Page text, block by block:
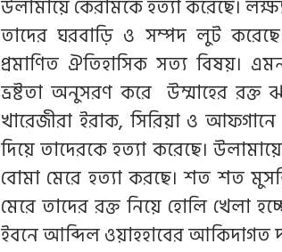
উলামায়ে কেরামকে হত্যা করেছে।
তাদের ঘরবাড়ি ও সম্পদ লুট
প্রমাণিত ঐতিহাসিক সত্য বিষয়।
ভ্রষ্টতা অনুসরণ করে উম্মাহের রক্ত
খারেজীরা ইরাক, সিরিয়া ও
দিয়ে তাদেরকে হত্যা করেছে।
বোমা মেরে হত্যা করছে। শত শত
মেরে তাদের রক্ত নিয়ে হোলি খেলা
ইবনে আব্দিল ওয়াহহাবের আকিদাগত